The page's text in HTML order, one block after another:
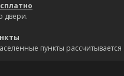
двери.
пункты